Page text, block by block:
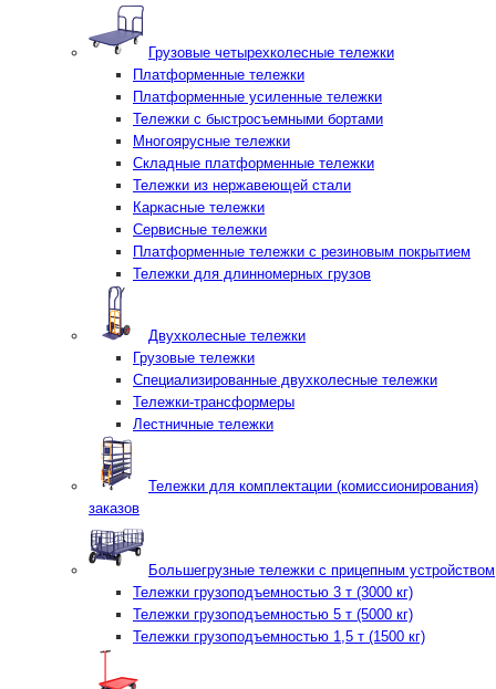
Грузовые четырехколесные тележки
Платформенные тележки
Платформенные усиленные тележки
Тележки с быстросъемными бортами
Многоярусные тележки
Складные платформенные тележки
Тележки из нержавеющей стали
Каркасные тележки
Сервисные тележки
Платформенные тележки с резиновым покрытием
Тележки для длинномерных грузов
Двухколесные тележки
Грузовые тележки
Специализированные двухколесные тележки
Тележки-трансформеры
Лестничные тележки
Тележки для комплектации (комиссионирования)
заказов
Большегрузные тележки с прицепным устройством
Тележки грузоподъемностью 3 т (3000 кг)
Тележки грузоподъемностью 5 т (5000 кг)
Тележки грузоподъемностью 1,5 т (1500 кг)